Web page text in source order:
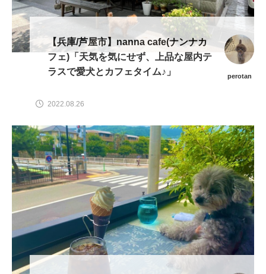
【兵庫/芦屋市】nanna cafe(ナンナカ
フェ)「天気を気にせず、上品な屋内テ
ラスで愛犬とカフェタイム♪」
perotan
2022.08.26